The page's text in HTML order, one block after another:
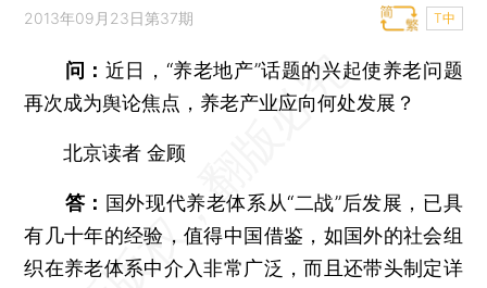
2013年09月23日第37期 T中
问： 近日，“养老地产”话题的兴起使养老问题
再次成为舆论焦点，养老产业应向何处发展？
北京读者 金顾
答： 国外现代养老体系从“二战”后发展，已具
有几十年的经验，值得中国借鉴，如国外的社会组
织在养老体系中介入非常广泛，而且还带头制定详